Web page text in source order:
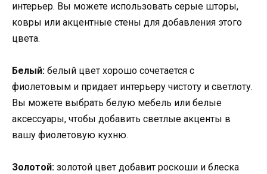
интерьер. Вы можете использовать серые шторы,
ковры или акцентные стены для добавления этого
цвета.
Белый: белый цвет хорошо сочетается с
фиолетовым и придает интерьеру чистоту и светлоту.
Вы можете выбрать белую мебель или белые
аксессуары, чтобы добавить светлые акценты в
вашу фиолетовую кухню.
Золотой: золотой цвет добавит роскоши и блеска